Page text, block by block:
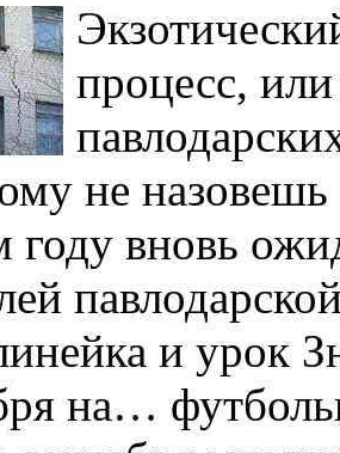
процесс,
не назовешь
году вновь
и урок
на…